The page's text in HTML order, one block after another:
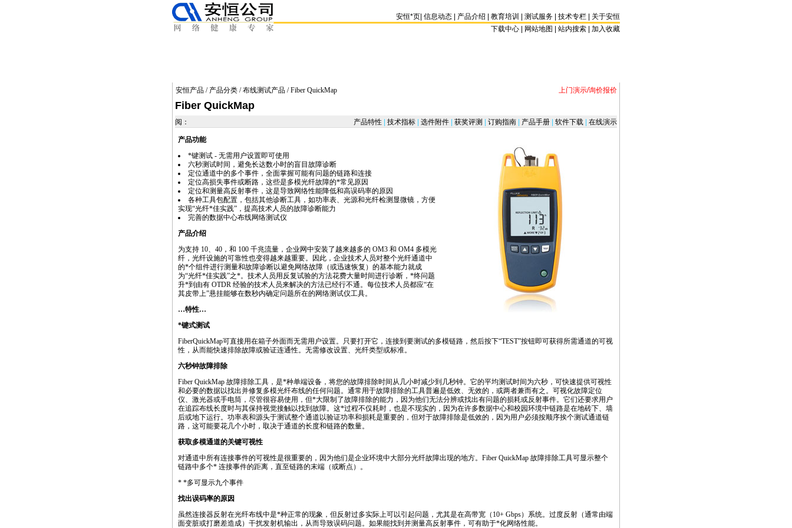
安恒*页 信息动态 产品介绍 教育培训 测试服务 技术专栏
关于安恒
下载中心 | 网站地图 | 站内搜索 加入收藏
安恒产品 / 产品分类 /布线测试产品 / Fiber QuickMap 上门演示/询价报价
Fiber QuickMap
阅： 产品特性 技术指标 选件附件 获奖评测 订购指南 产品手册 软件下载 在线演示
产品功能
*键测试 - 无需用户设置即可使用
六秒测试时间，避免长达数小时的盲目故障诊断
定位通道中的多个事件，全面掌握可能有问题的链路和连接
定位高损失事件或断路，这些是多模光纤故障的*常见原因
定位和测量高反射事件，这是导致网络性能降低和高误码率的原因
各种工具包配置，包括其他诊断工具，如功率表、光源和光纤检测显微镜，方便
实现“光纤*佳实践”，提高技术人员的故障诊断能力
完善的数据中心布线网络测试仪
产品介绍
为支持 10、40，和 100 千兆流量，企业网中安装了越来越多的 OM3 和 OM4 多模光
纤，光纤设施的可靠性也变得越来越重要。因此，企业技术人员对整个光纤通道中
的*个组件进行测量和故障诊断以避免网络故障（或迅速恢复）的基本能力就成
为“光纤*佳实践”之*。技术人员用反复试验的方法花费大量时间进行诊断， *终问题
升*到由有 OTDR 经验的技术人员来解决的方法已经行不通。每位技术人员都应“在
其皮带上”悬挂能够在数秒内确定问题所在的网络测试仪工具。
…特性…
*键式测试
FiberQuickMap可直接用在箱子外面而无需用户设置。只要打开它，连接到要测试的多模链路，然后按下“TEST”按钮即可获得所需通道的可视
性，从而能快速排除故障或验证连通性。无需修改设置、光纤类型或标准。
六秒钟故障排除
Fiber QuickMap 故障排除工具，是*种单端设备，将您的故障排除时间从几小时减少到几秒钟。它的平均测试时间为六秒，可快速提供可视性
和必要的数据以找出并修复多模光纤布线的任何问题。通常用于故障排除的工具普遍是低效、无效的，或两者兼而有之。可视化故障定位
仪、激光器或手电筒，尽管很容易使用，但*大限制了故障排除的能力，因为他们无法分辨或找出有问题的损耗或反射事件。它们还要求用户
在追踪布线长度时与其保持视觉接触以找到故障。这*过程不仅耗时，也是不现实的，因为在许多数据中心和校园环境中链路是在地砖下、墙
后或地下运行。功率表和源头于测试整个通道以验证功率和损耗是重要的，但对于故障排除是低效的，因为用户必须按顺序挨个测试通道链
路，这可能要花几个小时，取决于通道的长度和链路的数量。
获取多模通道的关键可视性
对通道中所有连接事件的可视性是很重要的，因为他们是企业环境中大部分光纤故障出现的地方。Fiber QuickMap 故障排除工具可显示整个
链路中多个* 连接事件的距离，直至链路的末端（或断点）。
* *多可显示九个事件
找出误码率的原因
虽然连接器反射在光纤布线中是*种正常的现象，但反射过多实际上可以引起问题，尤其是在高带宽（10+ Gbps）系统。过度反射（通常由端
面变脏或打磨差造成）干扰发射机输出，从而导致误码问题。如果能找到并测量高反射事件，可有助于*化网络性能。